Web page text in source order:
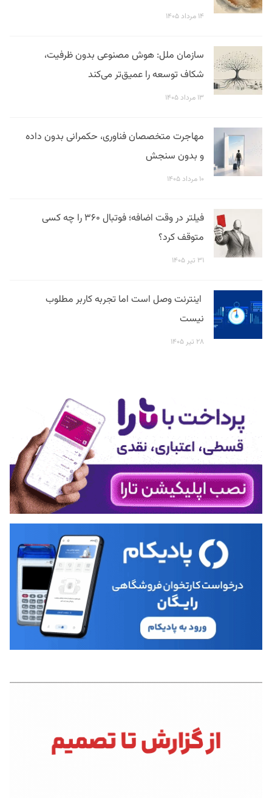
۱۴ مرداد ۱۴۰۵
سازمان ملل: هوش مصنوعی بدون ظرفیت،
شکاف توسعه را عمیق‌تر می‌کند
۱۳ مرداد ۱۴۰۵
مهاجرت متخصصان فناوری، حکمرانی بدون داده
و بدون سنجش
۱۰ مرداد ۱۴۰۵
فیلتر در وقت اضافه؛ فوتبال ۳۶۰ را چه کسی
متوقف کرد؟
۳۱ تیر ۱۴۰۵
اینترنت وصل است اما تجربه کاربر مطلوب
نیست
۲۸ تیر ۱۴۰۵